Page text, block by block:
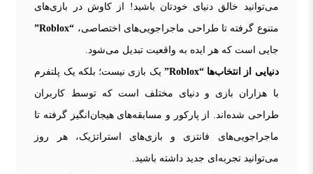
می‌توانید خالق دنیای خودتان باشید! از کاوش در بازی‌های
متنوع گرفته تا طراحی ماجراجویی‌های اختصاصی، “Roblox”
جایی است که هر ایده به واقعیت تبدیل می‌شود.
دنیایی از انتخاب‌ها“Roblox” یک بازی نیست؛ بلکه یک پلتفرم
با هزاران بازی و دنیای مختلف است که توسط کاربران
طراحی شده‌اند. از پارکور و مسابقه‌های هیجان‌انگیز گرفته تا
ماجراجویی‌های فانتزی و بازی‌های استراتژیک، هر روز
می‌توانید تجربه‌ای جدید داشته باشید.